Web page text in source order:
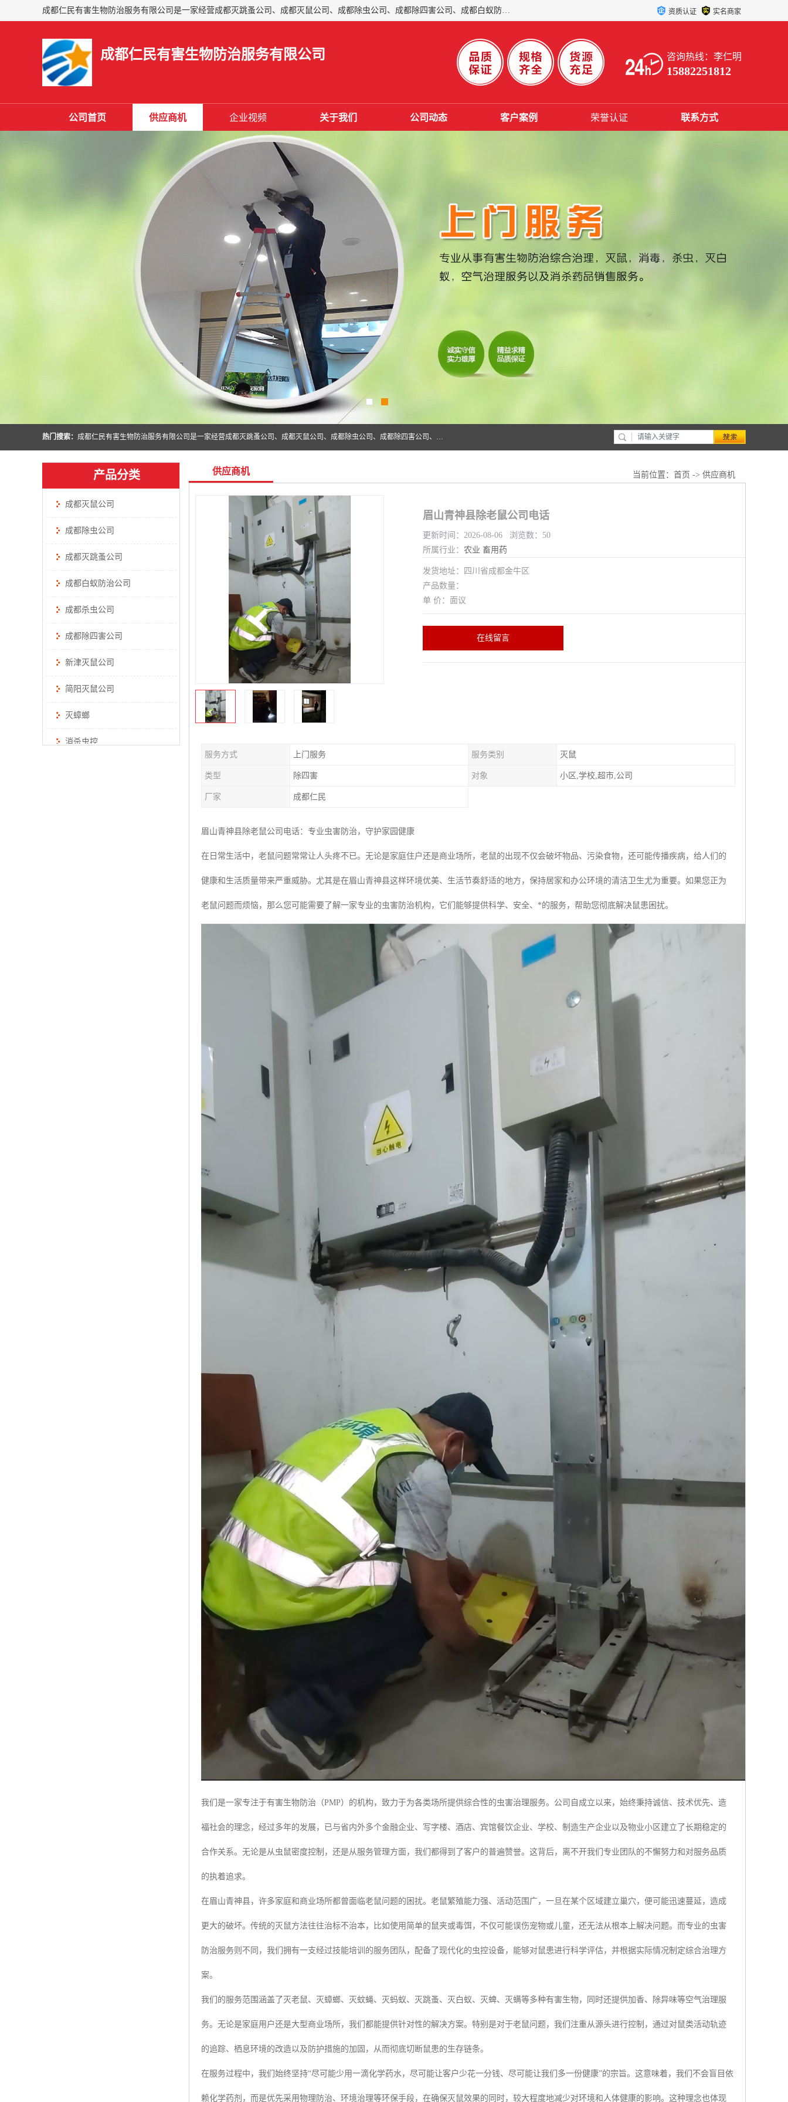
成都仁民有害生物防治服务有限公司是一家经营成都灭跳蚤公司、成都灭鼠公司、成都除虫公司、成都除四害公司、成都白蚁防治公司、成都杀虫公司等。业务覆盖：青白江、郫县、简阳、金堂、乐山、眉山、绵阳、彭州等区域。 由于我们的专业技术和服务态度得到了肯定、 目前公司已经与省内外的多个金 融企业、高端写字楼、星级酒 店、宾馆餐饮企业、学校、制造生产企业、物业小区建立了长期友好的合作关系。 资质认证 实名商家
成都仁民有害生物防治服务有限公司 咨询热线：李仁明
15882251812
公司首页 供应商机 企业视频 关于我们 公司动态 客户案例 荣誉认证 联系方式
热门搜索： 成都仁民有害生物防治服务有限公司是一家经营成都灭跳蚤公司、成都灭鼠公司、成都除虫公司、成都除四害公司、成都白蚁防治公司、成都杀虫公司等。业务覆盖：青白江、郫县、简阳、金堂、乐山、眉山、绵阳、彭州等区域。 由于我们的专业技术和服务态度得到了肯定、 目前公司已经与省内外的多个金 融企业、高端写字楼、星级酒 店、宾馆餐饮企业、学校、制造生产企业、物业小区建立了长期友好的合作关系。
产品分类
成都灭鼠公司
成都除虫公司
成都灭跳蚤公司
成都白蚁防治公司
成都杀虫公司
成都除四害公司
新津灭鼠公司
简阳灭鼠公司
灭蟑螂
消杀虫控
供应商机 当前位置： 首页 -> 供应商机
眉山青神县除老鼠公司电话
更新时间：2026-08-06 浏览数：50
所属行业： 农业 畜用药
发货地址：四川省成都金牛区
产品数量：
单 价：面议
在线留言
服务方式 上门服务 服务类别 灭鼠
类型 除四害 对象 小区,学校,超市,公司
厂家 成都仁民
眉山青神县除老鼠公司电话：专业虫害防治，守护家园健康
在日常生活中，老鼠问题常常让人头疼不已。无论是家庭住户还是商业场所，老鼠的出现不仅会破坏物品、污染食物，还可能传播疾病，给人们的
健康和生活质量带来严重威胁。尤其是在眉山青神县这样环境优美、生活节奏舒适的地方，保持居家和办公环境的清洁卫生尤为重要。如果您正为
老鼠问题而烦恼，那么您可能需要了解一家专业的虫害防治机构，它们能够提供科学、安全、*的服务，帮助您彻底解决鼠患困扰。
我们是一家专注于有害生物防治（PMP）的机构，致力于为各类场所提供综合性的虫害治理服务。公司自成立以来，始终秉持诚信、技术优先、造
福社会的理念，经过多年的发展，已与省内外多个金融企业、写字楼、酒店、宾馆餐饮企业、学校、制造生产企业以及物业小区建立了长期稳定的
合作关系。无论是从虫鼠密度控制，还是从服务管理方面，我们都得到了客户的普遍赞誉。这背后，离不开我们专业团队的不懈努力和对服务品质
的执着追求。
在眉山青神县，许多家庭和商业场所都曾面临老鼠问题的困扰。老鼠繁殖能力强、活动范围广，一旦在某个区域建立巢穴，便可能迅速蔓延，造成
更大的破坏。传统的灭鼠方法往往治标不治本，比如使用简单的鼠夹或毒饵，不仅可能误伤宠物或儿童，还无法从根本上解决问题。而专业的虫害
防治服务则不同，我们拥有一支经过技能培训的服务团队，配备了现代化的虫控设备，能够对鼠患进行科学评估，并根据实际情况制定综合治理方
案。
我们的服务范围涵盖了灭老鼠、灭蟑螂、灭蚊蝇、灭蚂蚁、灭跳蚤、灭白蚁、灭蜱、灭螨等多种有害生物，同时还提供加香、除异味等空气治理服
务。无论是家庭用户还是大型商业场所，我们都能提供针对性的解决方案。特别是对于老鼠问题，我们注重从源头进行控制，通过对鼠类活动轨迹
的追踪、栖息环境的改造以及防护措施的加固，从而彻底切断鼠患的生存链条。
在服务过程中，我们始终坚持“尽可能少用一滴化学药水，尽可能让客户少花一分钱、尽可能让我们多一份健康”的宗旨。这意味着，我们不会盲目依
赖化学药剂，而是优先采用物理防治、环境治理等环保手段，在确保灭鼠效果的同时，较大程度地减少对环境和人体健康的影响。这种理念也体现